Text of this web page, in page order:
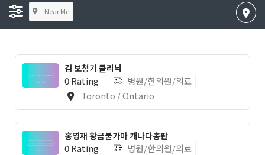
Near Me
김 보청기 클리닉
0 Rating
병원/한의원/의료
Toronto / Ontario
홍영재 황금불가마 캐나다총판
0 Rating
병원/한의원/의료